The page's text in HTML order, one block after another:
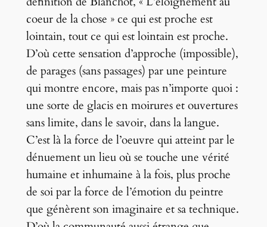
coeur de la chose » ce qui est proche est
lointain, tout ce qui est lointain est proche.
D’où cette sensation d’approche (impossible),
de parages (sans passages) par une peinture
qui montre encore, mais pas n’importe quoi :
une sorte de glacis en moirures et ouvertures
sans limite, dans le savoir, dans la langue.
C’est là la force de l’oeuvre qui atteint par le
dénuement un lieu où se touche une vérité
humaine et inhumaine à la fois, plus proche
de soi par la force de l’émotion du peintre
que génèrent son imaginaire et sa technique.